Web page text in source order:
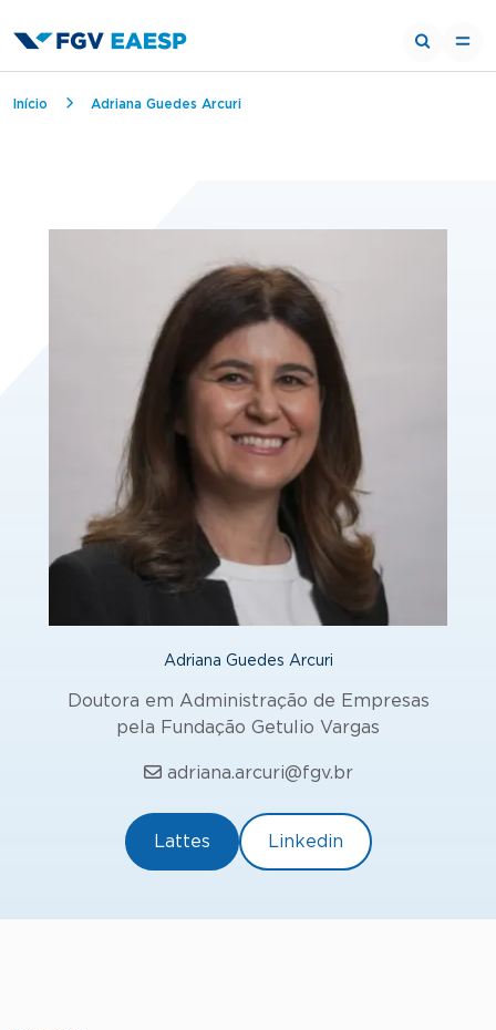
Trilha de navegação
Início Adriana Guedes Arcuri
Adriana Guedes Arcuri
Doutora em Administração de Empresas
pela Fundação Getulio Vargas
adriana.arcuri@fgv.br
Lattes Linkedin